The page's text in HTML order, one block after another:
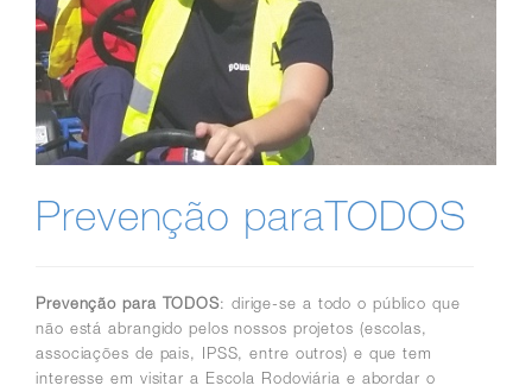
Prevenção paraTODOS
Prevenção para TODOS: dirige-se a todo o público que
não está abrangido pelos nossos projetos (escolas,
associações de pais, IPSS, entre outros) e que tem
interesse em visitar a Escola Rodoviária e abordar o